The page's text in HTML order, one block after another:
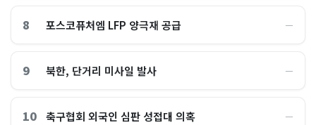
8 포스코퓨처엠 LFP 양극재 공급 ―
9 북한, 단거리 미사일 발사 ―
10 축구협회 외국인 심판 성접대 의혹 ―